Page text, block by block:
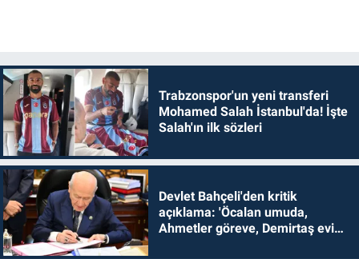
Trabzonspor'un yeni transferi
Mohamed Salah İstanbul'da! İşte
Salah'ın ilk sözleri
Devlet Bahçeli'den kritik
açıklama: 'Öcalan umuda,
Ahmetler göreve, Demirtaş evine